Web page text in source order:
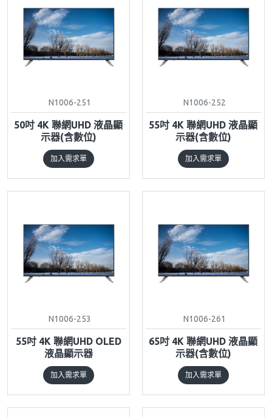
N1006-251
50吋 4K 聯網UHD 液晶顯
示器(含數位)
加入需求單
N1006-252
55吋 4K 聯網UHD 液晶顯
示器(含數位)
加入需求單
N1006-253
55吋 4K 聯網UHD OLED
液晶顯示器
加入需求單
N1006-261
65吋 4K 聯網UHD 液晶顯
示器(含數位)
加入需求單